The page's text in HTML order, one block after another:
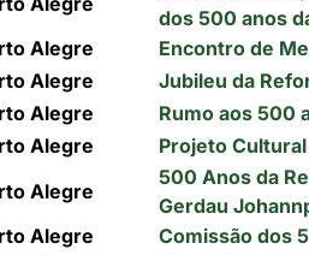
dos 500 anos
Alegre
Encontro de
Alegre
Jubileu da
Alegre
Rumo aos 500
Alegre
Projeto
Alegre
500 Anos da
Gerdau
Alegre
Comissão dos